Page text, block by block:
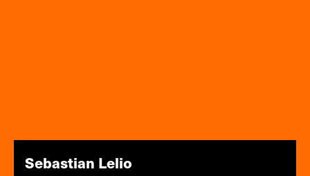
Sebastian Lelio